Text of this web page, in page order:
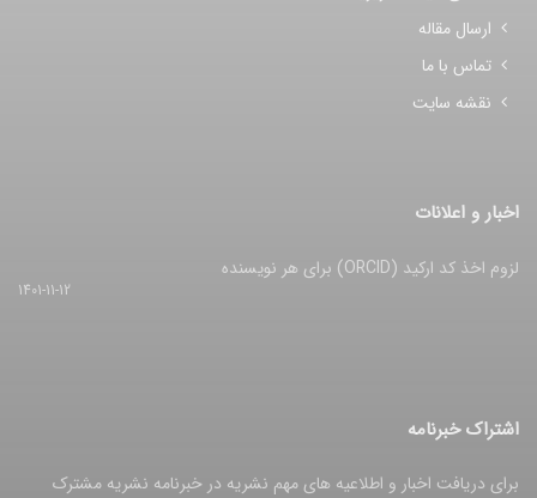
ارسال مقاله
تماس با ما
نقشه سایت
اخبار و اعلانات
لزوم اخذ کد ارکید (ORCID) برای هر نویسنده
1401-11-12
اشتراک خبرنامه
برای دریافت اخبار و اطلاعیه های مهم نشریه در خبرنامه نشریه مشترک